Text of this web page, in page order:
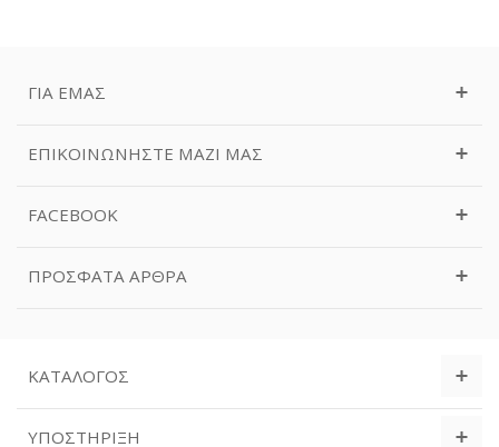
ΓΙΑ ΕΜΆΣ
ΕΠΙΚΟΙΝΩΝΉΣΤΕ ΜΑΖΊ ΜΑΣ
FACEBOOK
ΠΡΌΣΦΑΤΑ ΆΡΘΡΑ
ΚΑΤΆΛΟΓΟΣ
ΥΠΟΣΤΉΡΙΞΗ